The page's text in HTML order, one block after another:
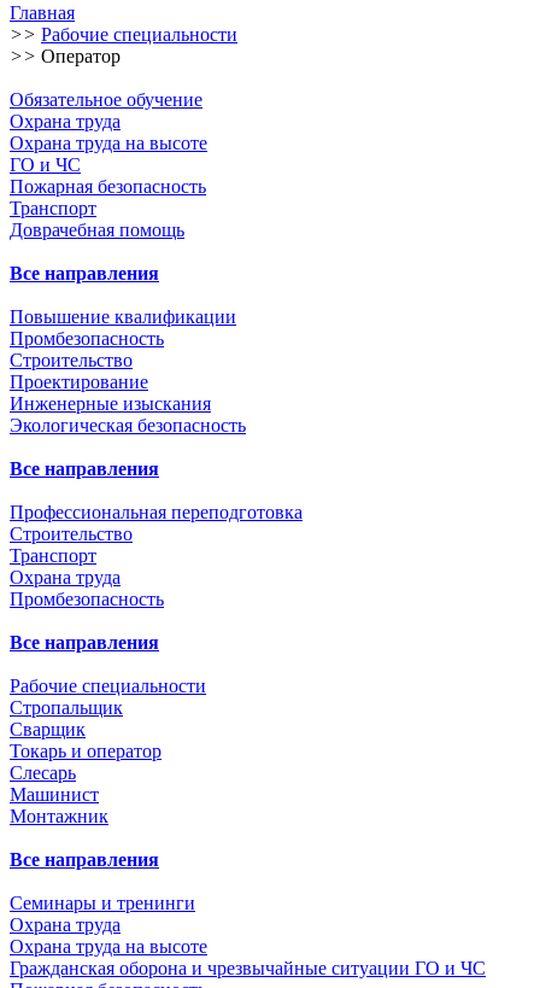
Главная
>> Рабочие специальности
>> Оператор
Обязательное обучение
Охрана труда
Охрана труда на высоте
ГО и ЧС
Пожарная безопасность
Транспорт
Доврачебная помощь
Все направления
Повышение квалификации
Промбезопасность
Строительство
Проектирование
Инженерные изыскания
Экологическая безопасность
Все направления
Профессиональная переподготовка
Строительство
Транспорт
Охрана труда
Промбезопасность
Все направления
Рабочие специальности
Стропальщик
Сварщик
Токарь и оператор
Слесарь
Машинист
Монтажник
Все направления
Семинары и тренинги
Охрана труда
Охрана труда на высоте
Гражданская оборона и чрезвычайные ситуации ГО и ЧС